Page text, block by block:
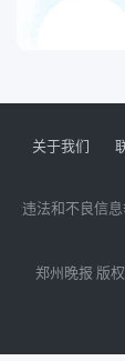
关于我们
违法和不良信
郑州晚报 版